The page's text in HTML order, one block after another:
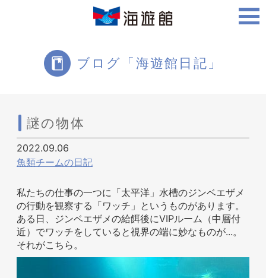
ブログ「海遊館日記」
謎の物体
2022.09.06
魚類チームの日記
私たちの仕事の一つに「太平洋」水槽のジンベエザメ
の行動を観察する「ワッチ」というものがあります。
ある日、ジンベエザメの給餌後にVIPルーム（中層付
近）でワッチをしていると視界の端に妙なものが...。
それがこちら。
生きものを知る
周辺スポット